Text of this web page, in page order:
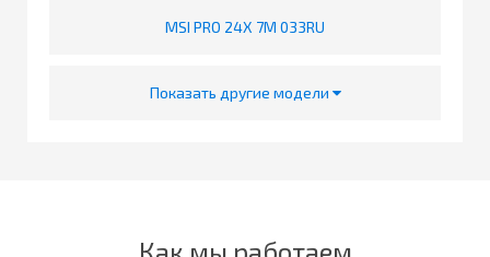
MSI PRO 24X 7M 033RU
Показать другие модели
Как мы работаем